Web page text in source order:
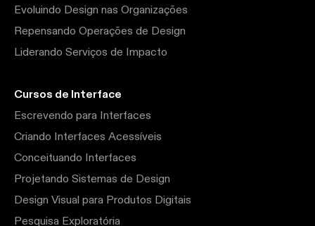
Evoluindo Design nas Organizações
Repensando Operações de Design
Liderando Serviços de Impacto
Cursos de Interface
Escrevendo para Interfaces
Criando Interfaces Acessíveis
Conceituando Interfaces
Projetando Sistemas de Design
Design Visual para Produtos Digitais
Pesquisa Exploratória